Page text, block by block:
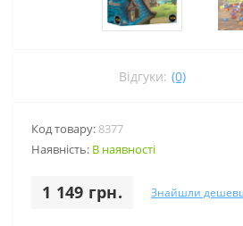
Відгуки: (0)
Код товару: 8377
Наявність: В наявності
1 149 грн. Знайшли